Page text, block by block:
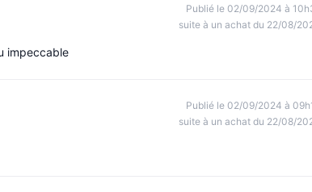
Publié le 02/09/2024 à
suite à un achat du 22/08/
impeccable
Publié le 02/09/2024 à
suite à un achat du 22/08/